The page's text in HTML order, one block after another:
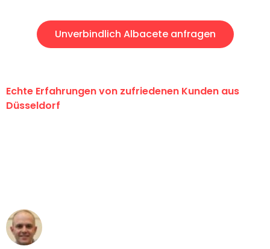
Unverbindlich Albacete anfragen
Echte Erfahrungen von zufriedenen Kunden aus
Düsseldorf